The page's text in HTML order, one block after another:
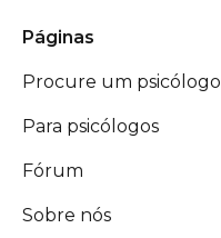
Páginas
Procure um psicólogo
Para psicólogos
Fórum
Sobre nós